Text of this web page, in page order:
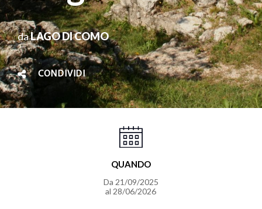
daLAGO DI COMO
CONDIVIDI
QUANDO
Da 21/09/2025
al 28/06/2026